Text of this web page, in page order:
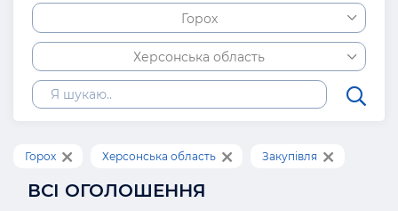
Горох
Херсонська область
Горох Херсонська область Закупівля
ВСІ ОГОЛОШЕННЯ